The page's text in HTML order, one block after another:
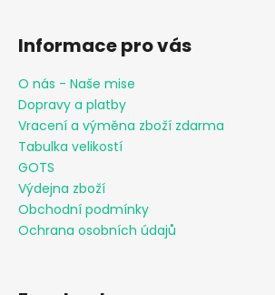
Informace pro vás
O nás - Naše mise
Dopravy a platby
Vracení a výměna zboží zdarma
Tabulka velikostí
GOTS
Výdejna zboží
Obchodní podmínky
Ochrana osobních údajů